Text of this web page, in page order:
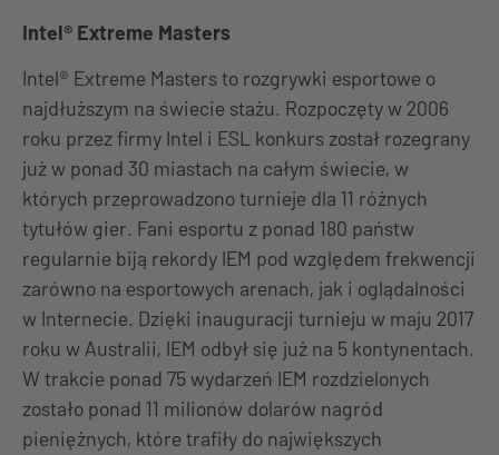
Intel® Extreme Masters
Intel® Extreme Masters to rozgrywki esportowe o
najdłuższym na świecie stażu. Rozpoczęty w 2006
roku przez firmy Intel i ESL konkurs został rozegrany
już w ponad 30 miastach na całym świecie, w
których przeprowadzono turnieje dla 11 różnych
tytułów gier. Fani esportu z ponad 180 państw
regularnie biją rekordy IEM pod względem frekwencji
zarówno na esportowych arenach, jak i oglądalności
w Internecie. Dzięki inauguracji turnieju w maju 2017
roku w Australii, IEM odbył się już na 5 kontynentach.
W trakcie ponad 75 wydarzeń IEM rozdzielonych
zostało ponad 11 milionów dolarów nagród
pieniężnych, które trafiły do największych